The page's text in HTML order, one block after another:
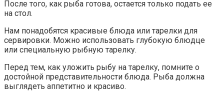
После того, как рыба готова, остается только подать ее
на стол.
Нам понадобятся красивые блюда или тарелки для
сервировки. Можно использовать глубокую блюдце
или специальную рыбную тарелку.
Перед тем, как уложить рыбу на тарелку, помните о
достойной представительности блюда. Рыба должна
выглядеть аппетитно и красиво.